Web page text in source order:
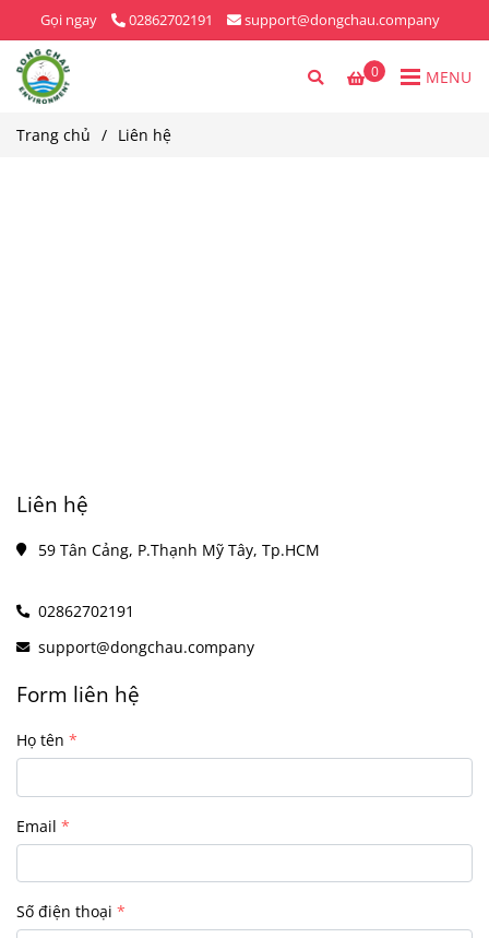
Gọi ngay 02862702191 support@dongchau.company
0 MENU
Trang chủ / Liên hệ
Liên hệ
59 Tân Cảng, P.Thạnh Mỹ Tây, Tp.HCM
02862702191
support@dongchau.company
Form liên hệ
Họ tên
Email
Số điện thoại